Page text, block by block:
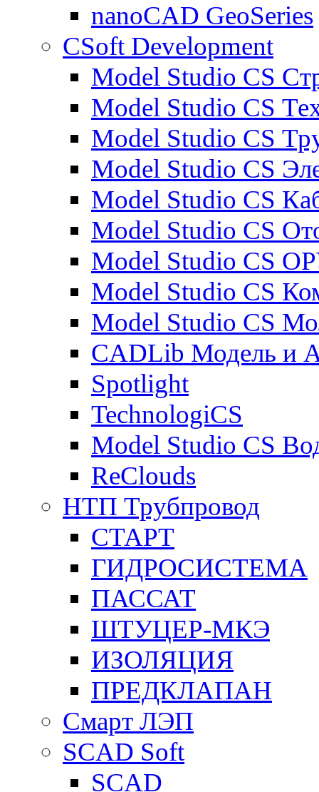
nanoCAD GeoSeries
CSoft Development
Model Studio CS
Model Studio CS
Model Studio CS
Model Studio CS
Model Studio CS
Model Studio CS
Model Studio CS
Model Studio CS
Model Studio CS
CADLib Модель и
Spotlight
TechnologiCS
Model Studio CS
ReClouds
НТП Трубпровод
СТАРТ
ГИДРОСИСТЕМА
ПАССАТ
ШТУЦЕР-МКЭ
ИЗОЛЯЦИЯ
ПРЕДКЛАПАН
Смарт ЛЭП
SCAD Soft
SCAD